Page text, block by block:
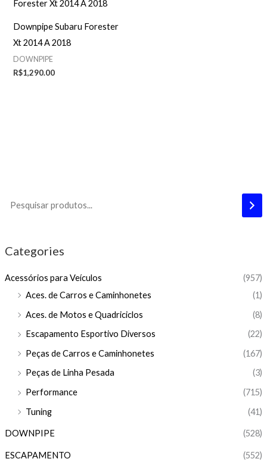
Categories
Acessórios para Veículos
(957)
Aces. de Carros e Caminhonetes
(1)
Aces. de Motos e Quadriciclos
(8)
Escapamento Esportivo Diversos
(22)
Peças de Carros e Caminhonetes
(167)
Peças de Linha Pesada
(3)
Performance
(715)
Tuning
(41)
DOWNPIPE (528)
ESCAPAMENTO (552)
Downpipe Subaru Forester
Xt 2014 A 2018
DOWNPIPE
R$1,290.00